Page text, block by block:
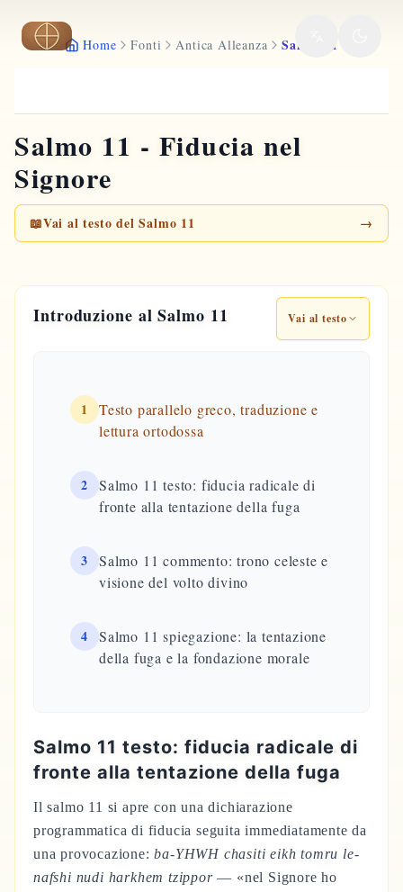
Vai al contenuto principale
Home Fonti Antica Alleanza Salmo 11
Salmo 11 - Fiducia nel
Signore
📖Vai al testo del Salmo 11 →
Introduzione al Salmo 11 Vai al testo
1
Testo parallelo greco, traduzione e
lettura ortodossa
2
Salmo 11 testo: fiducia radicale di
fronte alla tentazione della fuga
3
Salmo 11 commento: trono celeste e
visione del volto divino
4
Salmo 11 spiegazione: la tentazione
della fuga e la fondazione morale
Salmo 11 testo: fiducia radicale di
fronte alla tentazione della fuga
Il salmo 11 si apre con una dichiarazione
programmatica di fiducia seguita immediatamente da
una provocazione:ba-YHWH chasiti eikh tomru le-
nafshi nudi harkhem tzippor— «nel Signore ho